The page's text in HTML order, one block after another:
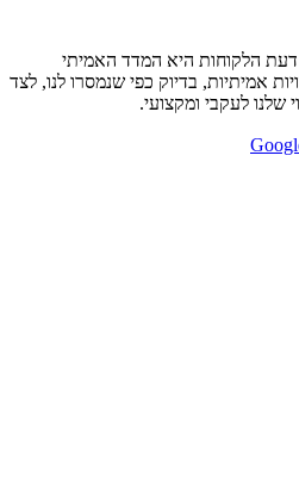
דעת הלקוחות היא המדד האמיתי
אמיתיות, בדיוק כפי שנמסרו לנו, לצד
שלנו לעקבי ומקצועי.